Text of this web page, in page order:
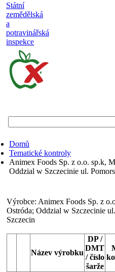
Státní
zemědělská
a
potravinářská
inspekce
inspekce
Domů
Tematické kontroly
Animex Foods Sp. z o.o. sp.k,
Oddzial w Szczecinie ul.
Výrobce: Animex Foods Sp. z
Ostróda; Oddzial w Szczecinie
Szczecin
Název výrobku
DP /
DMT
/ číslo
šarže